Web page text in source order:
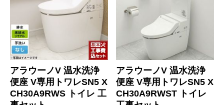
アラウーノV 温水洗浄
便座 V専用トワレSN5 X
CH30A9RWS トイレ 工
アラウーノV 温水洗浄
便座 V専用トワレSN5 X
CH30A9RWST トイレ